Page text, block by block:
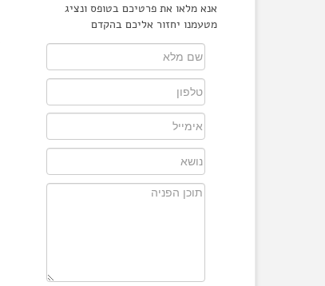
אנא מלאו את פרטיכם בטופס ונציג
מטעמנו יחזור אליכם בהקדם